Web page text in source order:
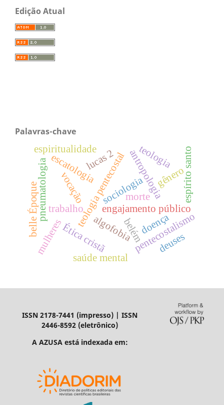
Edição Atual
Palavras-chave
trabalho
vocaçãoteologia pentecostalantropologia
sociologia
escatologia
engajamento público
pneumatologia
Ética cristã pentecostalismo
belém
belle Époque algofobia
espírito santo
saúde mental
espiritualidade teologia
lucas 2
mulheres
gênero
doença
morte
deuses
ISSN 2178-7441 (impresso) | ISSN
2446-8592 (eletrônico)
A AZUSA está indexada em: